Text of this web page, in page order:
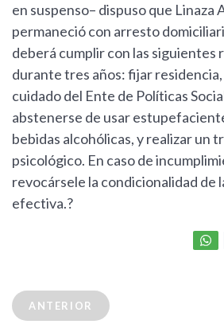
en suspenso– dispuso que Linaza
permaneció con arresto
deberá cumplir con las siguientes
durante tres años: fijar
cuidado del Ente de Políticas
abstenerse de usar
bebidas alcohólicas, y realizar un
psicológico. En caso de
revocársele la condicionalidad de
efectiva.?
ANTERIOR